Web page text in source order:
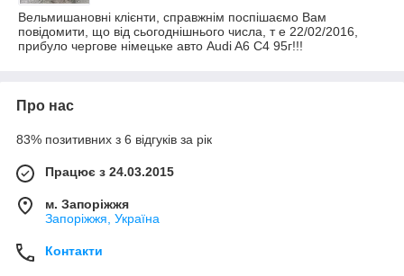
Вельмишановні клієнти, справжнім поспішаємо Вам
повідомити, що від сьогоднішнього числа, т е 22/02/2016,
прибуло чергове німецьке авто Audi A6 C4 95г!!!
Про нас
83% позитивних з 6 відгуків за рік
Працює з 24.03.2015
м. Запоріжжя
Запоріжжя, Україна
Контакти